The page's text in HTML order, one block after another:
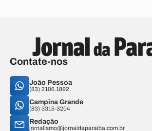
Contate-nos
João Pessoa
(83) 2106.1892
Campina Grande
(83) 3315-3204
Redação
jornalismo@jornaldaparaiba.com.br